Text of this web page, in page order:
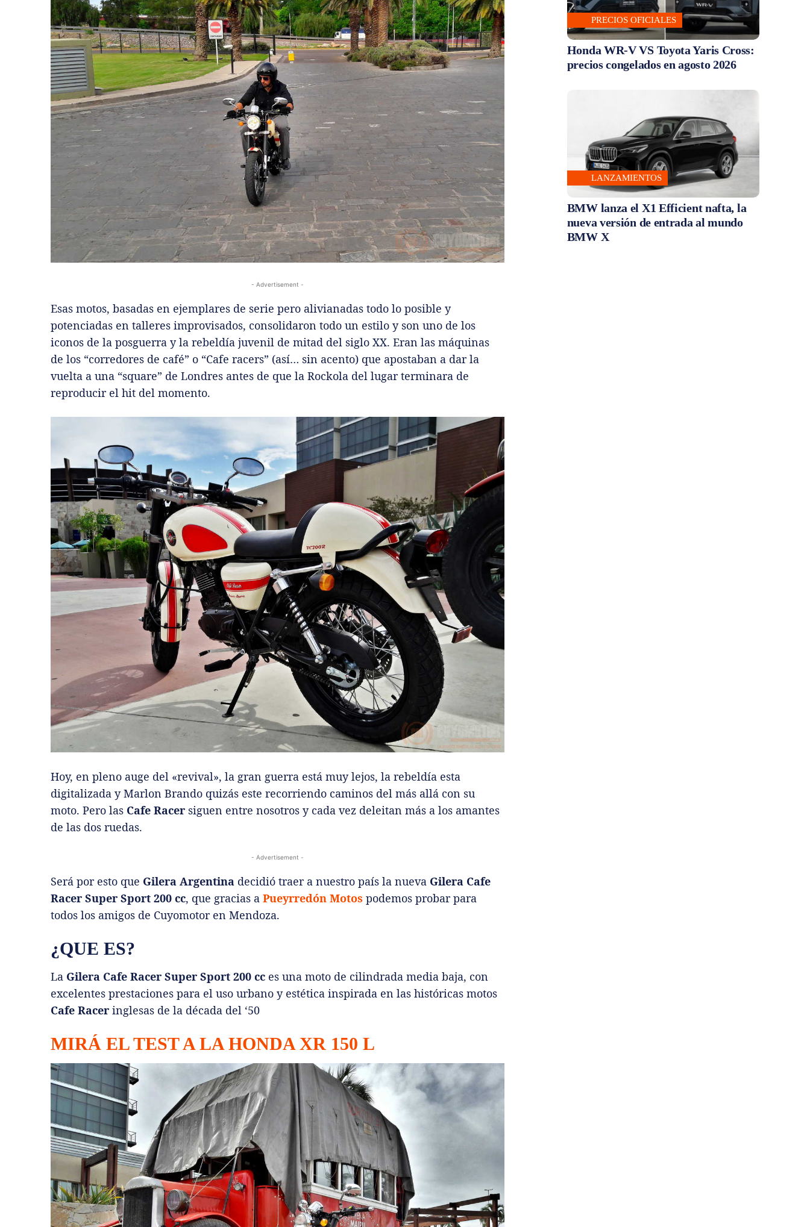
- Advertisement -
Esas motos, basadas en ejemplares de serie pero alivianadas todo lo posible y
potenciadas en talleres improvisados, consolidaron todo un estilo y son uno de los
iconos de la posguerra y la rebeldía juvenil de mitad del siglo XX. Eran las máquinas
de los “corredores de café” o “Cafe racers” (así… sin acento) que apostaban a dar la
vuelta a una “square” de Londres antes de que la Rockola del lugar terminara de
reproducir el hit del momento.
Hoy, en pleno auge del «revival», la gran guerra está muy lejos, la rebeldía esta
digitalizada y Marlon Brando quizás este recorriendo caminos del más allá con su
moto. Pero las Cafe Racer siguen entre nosotros y cada vez deleitan más a los amantes
de las dos ruedas.
- Advertisement -
Será por esto que Gilera Argentina decidió traer a nuestro país la nueva Gilera Cafe
Racer Super Sport 200 cc, que gracias a Pueyrredón Motos podemos probar para
todos los amigos de Cuyomotor en Mendoza.
¿QUE ES?
La Gilera Cafe Racer Super Sport 200 cc es una moto de cilindrada media baja, con
excelentes prestaciones para el uso urbano y estética inspirada en las históricas motos
Cafe Racer inglesas de la década del ‘50
MIRÁ EL TEST A LA HONDA XR 150 L
PRECIOS OFICIALES
Honda WR-V VS Toyota Yaris Cross:
precios congelados en agosto 2026
LANZAMIENTOS
BMW lanza el X1 Efficient nafta, la
nueva versión de entrada al mundo
BMW X